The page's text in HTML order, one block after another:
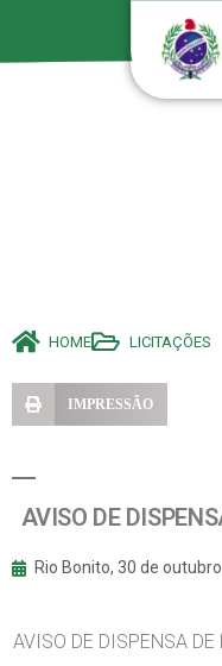
HOME LICITAÇÕES
IMPRESSÃO
AVISO DE
Rio Bonito, 30 de
AVISO DE DISPENSA